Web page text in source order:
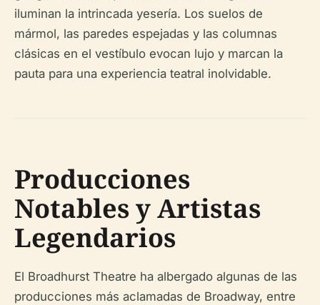
iluminan la intrincada yesería. Los suelos de
mármol, las paredes espejadas y las columnas
clásicas en el vestíbulo evocan lujo y marcan la
pauta para una experiencia teatral inolvidable.
Producciones
Notables y Artistas
Legendarios
El Broadhurst Theatre ha albergado algunas de las
producciones más aclamadas de Broadway, entre